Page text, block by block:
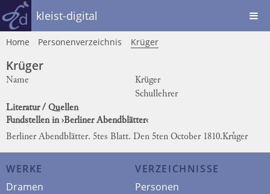
kleist-digital
Home Personenverzeichnis Krüger
Krüger
Name
Krüger
Schullehrer
Literatur / Quellen
Fundstellen in ›Berliner Abendblätter‹
Berliner Abendblätter. 5tes Blatt. Den 5ten October 1810.Kruͤger
WERKE
Dramen
VERZEICHNISSE
Personen